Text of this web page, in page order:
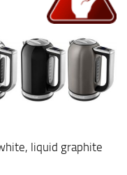
liquid graphite